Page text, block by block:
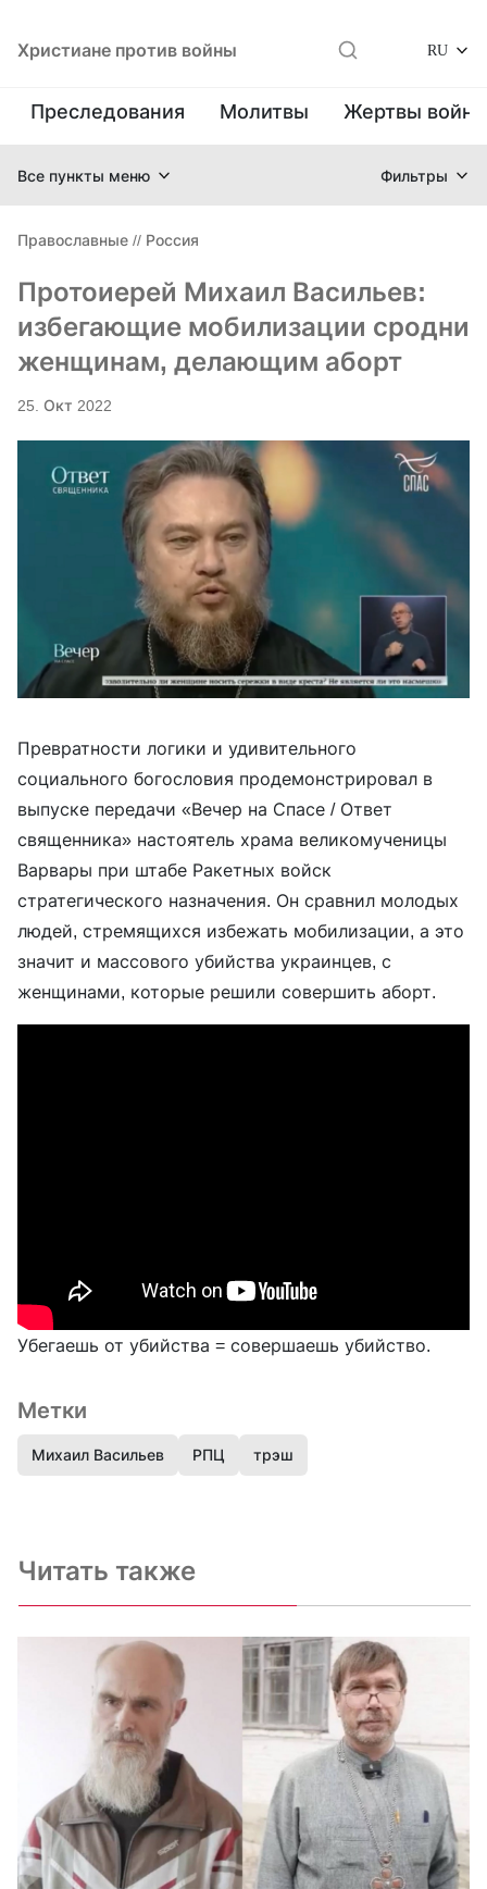
Христиане против войны RU
Преследования Молитвы Жертвы
Все пункты меню Фильтры
Православные // Россия
Протоиерей Михаил Васильев:
избегающие мобилизации сродни
женщинам, делающим аборт
25. Окт 2022
Превратности логики и удивительного
социального богословия продемонстрировал в
выпуске передачи «Вечер на Спасе / Ответ
священника» настоятель храма великомученицы
Варвары при штабе Ракетных войск
стратегического назначения. Он сравнил молодых
людей, стремящихся избежать мобилизации, а это
значит и массового убийства украинцев, с
женщинами, которые решили совершить аборт.
Убегаешь от убийства = совершаешь убийство.
Метки
Михаил Васильев РПЦ трэш
Читать также